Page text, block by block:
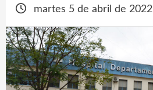
martes 5 de abril de 2022